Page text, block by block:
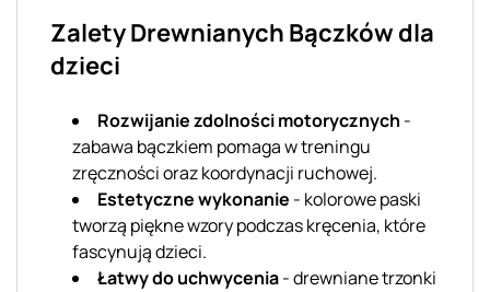
Zalety Drewnianych Bączków dla
dzieci
Rozwijanie zdolności motorycznych -
zabawa bączkiem pomaga w treningu
zręczności oraz koordynacji ruchowej.
Estetyczne wykonanie - kolorowe paski
tworzą piękne wzory podczas kręcenia, które
fascynują dzieci.
Łatwy do uchwycenia- drewniane trzonki